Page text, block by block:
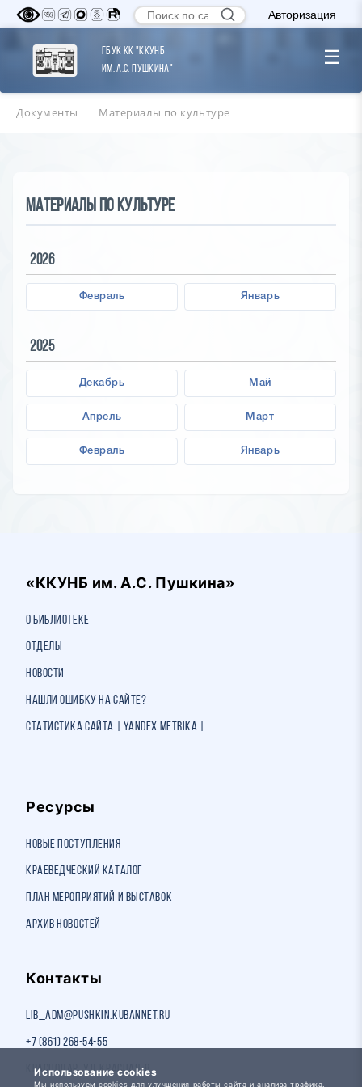
Авторизация
ГБУК КК "ККУНБ
им. А.С. Пушкина"
☰
Документы Материалы по культуре
Материалы по культуре
2026
Февраль Январь
2025
Декабрь Май
Апрель Март
Февраль Январь
«ККУНБ им. А.С. Пушкина»
О библиотеке
Отделы
Новости
Нашли ошибку на сайте?
Статистика сайта | Yandex.Metrika |
Ресурсы
Новые поступления
Краеведческий каталог
План мероприятий и выставок
Архив новостей
Контакты
lib_adm@pushkin.kubannet.ru
+7 (861) 268-54-55
Краснодар, ул. Красная, 8
Использование cookies
Мы используем cookies для улучшения работы сайта и анализа трафика.